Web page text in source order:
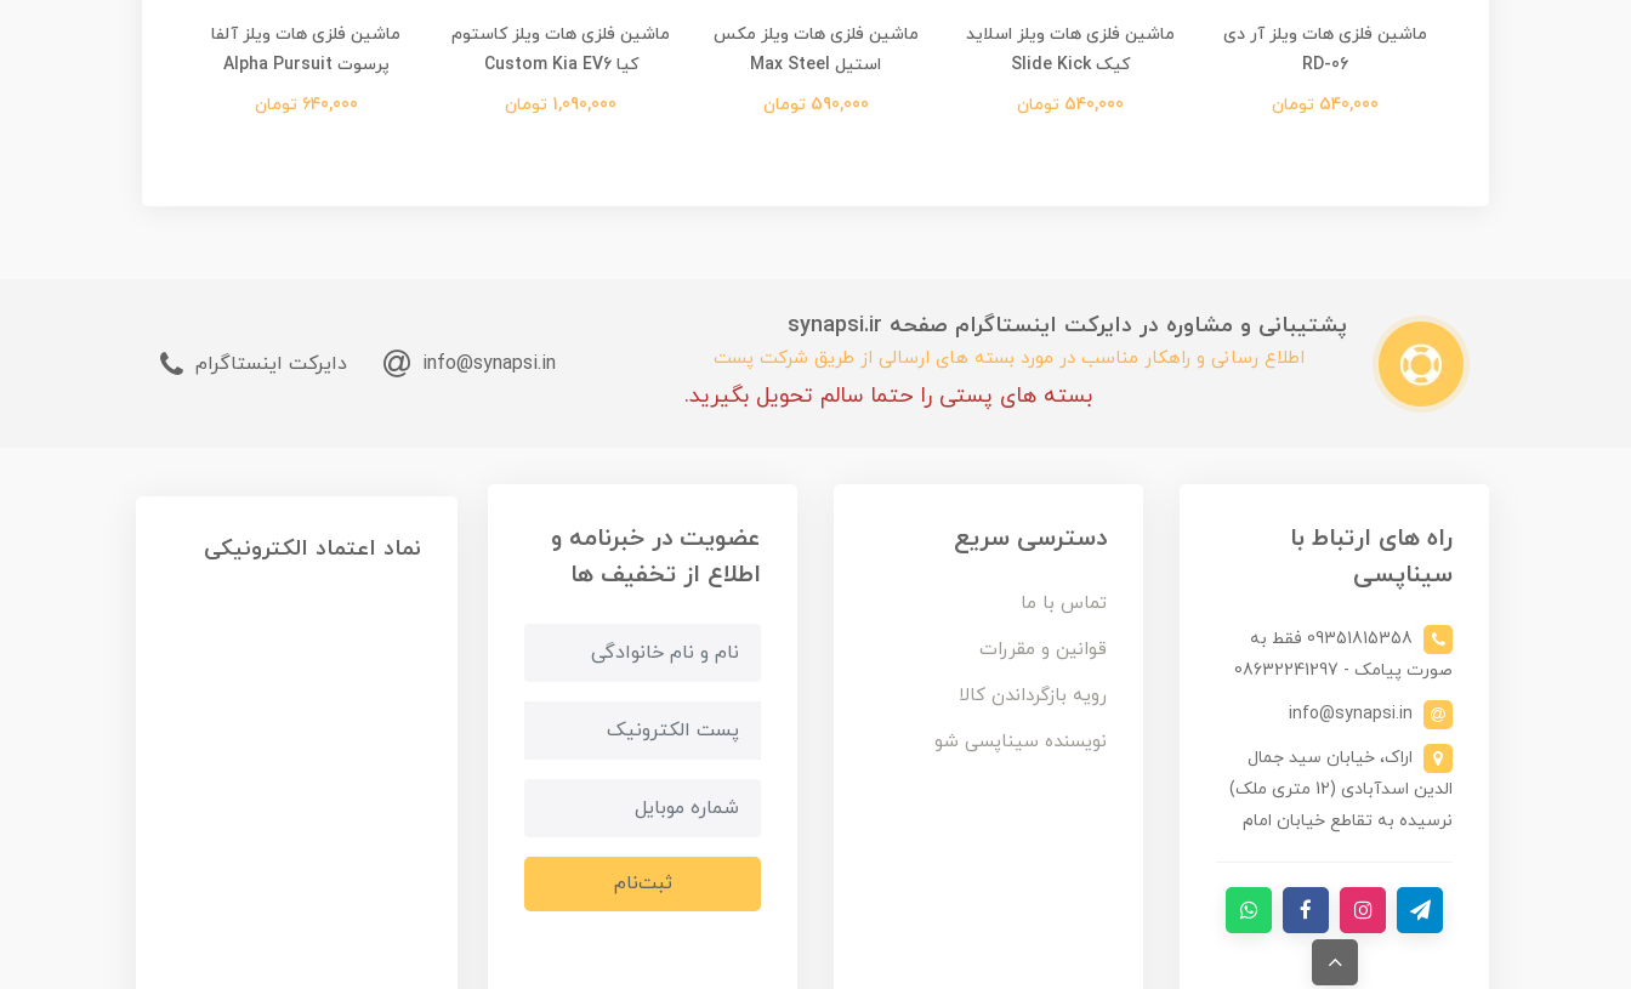
ماشین فلزی هات ویلز آر دی
RD-06
540,000 تومان
ماشین فلزی هات ویلز اسلاید
کیک Slide Kick
540,000 تومان
ماشین فلزی هات ویلز مکس
استیل Max Steel
590,000 تومان
ماشین فلزی هات ویلز کاستوم
کیا Custom Kia EV6
1,090,000 تومان
ماشین فلزی هات ویلز آلفا
پرسوت Alpha Pursuit
640,000 تومان
پشتیبانی و مشاوره در دایرکت اینستاگرام صفحه synapsi.ir
اطلاع رسانی و راهکار مناسب در مورد بسته های ارسالی از طریق شرکت پست
بسته های پستی را حتما سالم تحویل بگیرید.
info@synapsi.in دایرکت اینستاگرام
راه های ارتباط با
سیناپسی
09351815358 فقط به
صورت پیامک - 08632241297
info@synapsi.in
اراک، خیابان سید جمال
الدین اسدآبادی (12 متری ملک)
نرسیده به تقاطع خیابان امام
دسترسی سریع
تماس با ما
قوانین و مقررات
رویه بازگرداندن کالا
نویسنده سیناپسی شو
عضویت در خبرنامه و
اطلاع از تخفیف ها
ثبت‌نام
نماد اعتماد الکترونیکی